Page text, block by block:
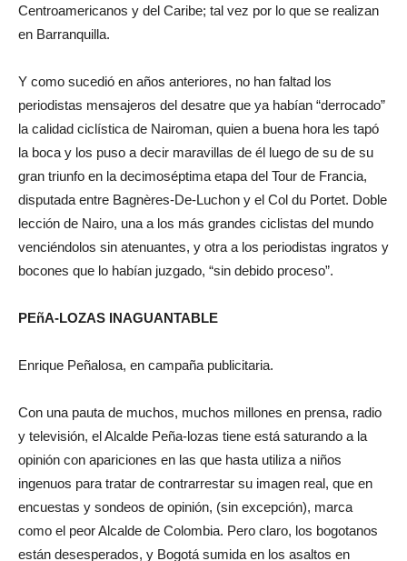
Centroamericanos y del Caribe; tal vez por lo que se realizan
en Barranquilla.
Y como sucedió en años anteriores, no han faltad los
periodistas mensajeros del desatre que ya habían “derrocado”
la calidad ciclística de Nairoman, quien a buena hora les tapó
la boca y los puso a decir maravillas de él luego de su de su
gran triunfo en la decimoséptima etapa del Tour de Francia,
disputada entre Bagnères-De-Luchon y el Col du Portet. Doble
lección de Nairo, una a los más grandes ciclistas del mundo
venciéndolos sin atenuantes, y otra a los periodistas ingratos y
bocones que lo habían juzgado, “sin debido proceso”.
PEñA-LOZAS INAGUANTABLE
Enrique Peñalosa, en campaña publicitaria.
Con una pauta de muchos, muchos millones en prensa, radio
y televisión, el Alcalde Peña-lozas tiene está saturando a la
opinión con apariciones en las que hasta utiliza a niños
ingenuos para tratar de contrarrestar su imagen real, que en
encuestas y sondeos de opinión, (sin excepción), marca
como el peor Alcalde de Colombia. Pero claro, los bogotanos
están desesperados, y Bogotá sumida en los asaltos en